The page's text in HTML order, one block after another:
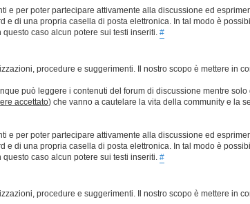
e per poter partecipare attivamente alla discussione ed
di una propria casella di posta elettronica. In tal modo è
caso alcun potere sui testi inseriti. #
procedure e suggerimenti. Il nostro scopo è mettere in
può leggere i contenuti del forum di discussione mentre
accettato) che vanno a cautelare la vita della community e la
e per poter partecipare attivamente alla discussione ed
di una propria casella di posta elettronica. In tal modo è
caso alcun potere sui testi inseriti. #
procedure e suggerimenti. Il nostro scopo è mettere in